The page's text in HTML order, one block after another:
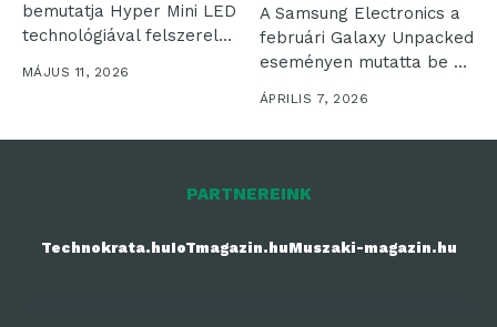
bemutatja Hyper Mini LED
technológiával felszerelt,
új UltraGear...
MÁJUS 11, 2026
A Samsung Electronics a
februári Galaxy Unpacked
eseményen mutatta be az
eddigi...
ÁPRILIS 7, 2026
PARTNEREINK
Technokrata.huIoTmagazin.huMuszaki-magazin.hu